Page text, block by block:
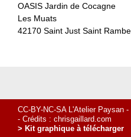
OASIS Jardin de Cocagne
Les Muats
42170 Saint Just Saint
CC-BY-NC-SA L'Atelier Paysan -
- Crédits : chrisgaillard.com
> Kit graphique à télécharger